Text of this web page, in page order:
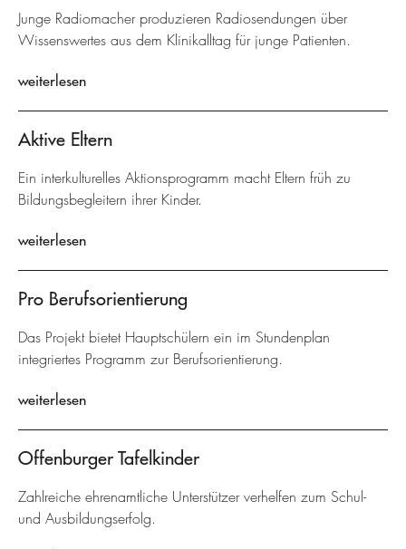
Junge Radiomacher produzieren Radiosendungen über
Wissenswertes aus dem Klinikalltag für junge Patienten.
weiterlesen
Aktive Eltern
Ein interkulturelles Aktionsprogramm macht Eltern früh zu
Bildungsbegleitern ihrer Kinder.
weiterlesen
Pro Berufsorientierung
Das Projekt bietet Hauptschülern ein im Stundenplan
integriertes Programm zur Berufsorientierung.
weiterlesen
Offenburger Tafelkinder
Zahlreiche ehrenamtliche Unterstützer verhelfen zum Schul-
und Ausbildungserfolg.